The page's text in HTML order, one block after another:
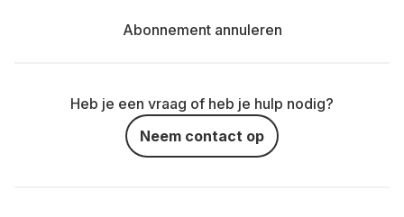
Abonnement annuleren
Heb je een vraag of heb je hulp nodig?
Neem contact op